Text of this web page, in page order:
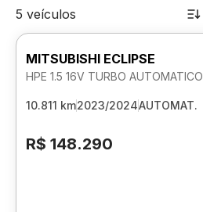
5 veículos
MITSUBISHI ECLIPSE
HPE 1.5 16V TURBO AUTOMATICO
10.811 km2023/2024AUTOMAT.
R$ 148.290